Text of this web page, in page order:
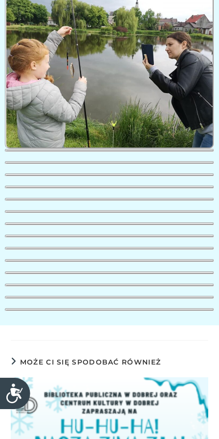
D
o
s
t
MOŻE CI SIĘ SPODOBAĆ RÓWNIEŻ